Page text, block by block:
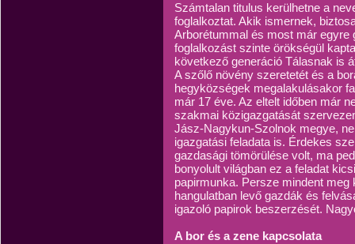
Számtalan titulus kerülhetne a
foglalkoztat. Akik ismernek,
Arborétummal és most már egyre
foglalkozást szinte örökségül
következő generáció Tálasnak is
A szőlő növény szeretetét és a
hegyközségek megalakulásakor
már 17 éve. Az eltelt időben már
szakmai közigazgatását
Jász-Nagykun-Szolnok megye,
igazgatási feladata is. Érdekes
gazdasági tömörülése volt, ma
bonyolult világban ez a feladat
papirmunka. Persze mindent
hangulatban levő gazdák és
igazoló papirok beszerzését.
A bor és a zene kapcsolata